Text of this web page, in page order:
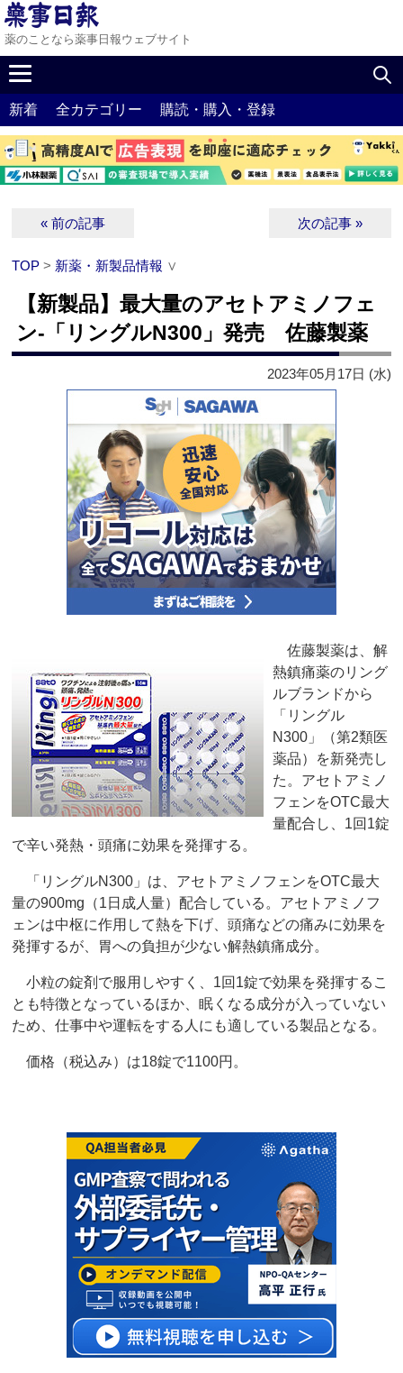
薬のことなら薬事日報ウェブサイト
新着 全カテゴリー 購読・購入・登録
« 前の記事 次の記事 »
TOP > 新薬・新製品情報 ∨
【新製品】最大量のアセトアミノフェ
ン‐「リングルN300」発売 佐藤製薬
2023年05月17日 (水)
佐藤製薬は、解
熱鎮痛薬のリング
ルブランドから
「リングル
N300」（第2類医
薬品）を新発売し
た。アセトアミノ
フェンをOTC最大
量配合し、1回1錠
で辛い発熱・頭痛に効果を発揮する。
「リングルN300」は、アセトアミノフェンをOTC最大
量の900mg（1日成人量）配合している。アセトアミノフ
ェンは中枢に作用して熱を下げ、頭痛などの痛みに効果を
発揮するが、胃への負担が少ない解熱鎮痛成分。
小粒の錠剤で服用しやすく、1回1錠で効果を発揮するこ
とも特徴となっているほか、眠くなる成分が入っていない
ため、仕事中や運転をする人にも適している製品となる。
価格（税込み）は18錠で1100円。